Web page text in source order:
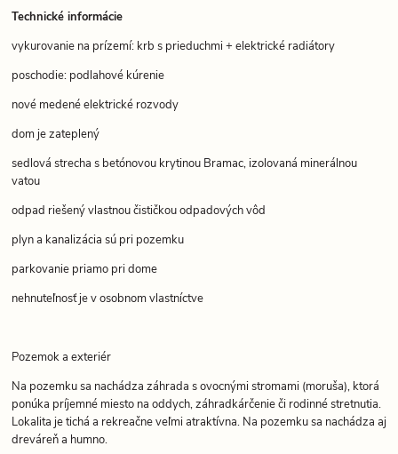
Technické informácie
vykurovanie na prízemí: krb s prieduchmi + elektrické radiátory
poschodie: podlahové kúrenie
nové medené elektrické rozvody
dom je zateplený
sedlová strecha s betónovou krytinou Bramac, izolovaná minerálnou
vatou
odpad riešený vlastnou čističkou odpadových vôd
plyn a kanalizácia sú pri pozemku
parkovanie priamo pri dome
nehnuteľnosť je v osobnom vlastníctve
Pozemok a exteriér
Na pozemku sa nachádza záhrada s ovocnými stromami (moruša), ktorá
ponúka príjemné miesto na oddych, záhradkárčenie či rodinné stretnutia.
Lokalita je tichá a rekreačne veľmi atraktívna. Na pozemku sa nachádza aj
dreváreň a humno.